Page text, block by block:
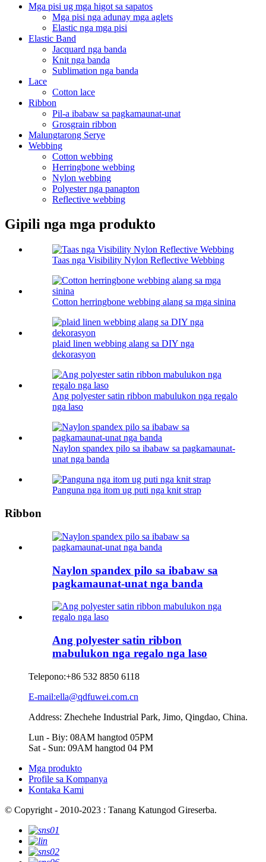
Mga pisi ug mga higot sa sapatos
Mga pisi nga adunay mga aglets
Elastic nga mga pisi
Elastic Band
Jacquard nga banda
Knit nga banda
Sublimation nga banda
Lace
Cotton lace
Ribbon
Pil-a ibabaw sa pagkamaunat-unat
Grosgrain ribbon
Malungtarong Serye
Webbing
Cotton webbing
Herringbone webbing
Nylon webbing
Polyester nga panapton
Reflective webbing
Gipili nga mga produkto
Taas nga Visibility Nylon Reflective Webbing
Cotton herringbone webbing alang sa mga sinina
plaid linen webbing alang sa DIY nga
dekorasyon
Ang polyester satin ribbon mabulukon nga regalo
nga laso
Naylon spandex pilo sa ibabaw sa pagkamaunat-
unat nga banda
Panguna nga itom ug puti nga knit strap
Ribbon
Naylon spandex pilo sa ibabaw sa
pagkamaunat-unat nga banda
Ang polyester satin ribbon
mabulukon nga regalo nga laso
Telepono:+86 532 8850 6118
E-mail:ella@qdfuwei.com.cn
Address: Zhechehe Industrial Park, Jimo, Qingdao, China.
Lun - Biy: 08AM hangtod 05PM
Sat - Sun: 09AM hangtod 04 PM
Mga produkto
Profile sa Kompanya
Kontaka Kami
© Copyright - 2010-2023 : Tanang Katungod Gireserba.